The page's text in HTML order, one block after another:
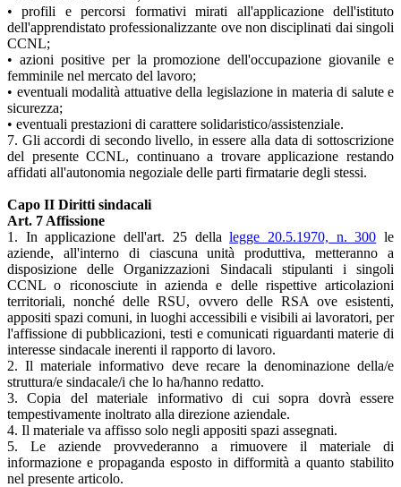
• profili e percorsi formativi mirati all'applicazione dell'istituto
dell'apprendistato professionalizzante ove non disciplinati dai singoli
CCNL;
• azioni positive per la promozione dell'occupazione giovanile e
femminile nel mercato del lavoro;
• eventuali modalità attuative della legislazione in materia di salute e
sicurezza;
• eventuali prestazioni di carattere solidaristico/assistenziale.
7. Gli accordi di secondo livello, in essere alla data di sottoscrizione
del presente CCNL, continuano a trovare applicazione restando
affidati all'autonomia negoziale delle parti firmatarie degli stessi.
Capo II Diritti sindacali
Art. 7 Affissione
1. In applicazione dell'art. 25 dellalegge 20.5.1970, n. 300 le
aziende, all'interno di ciascuna unità produttiva, metteranno a
disposizione delle Organizzazioni Sindacali stipulanti i singoli
CCNL o riconosciute in azienda e delle rispettive articolazioni
territoriali, nonché delle RSU, ovvero delle RSA ove esistenti,
appositi spazi comuni, in luoghi accessibili e visibili ai lavoratori, per
l'affissione di pubblicazioni, testi e comunicati riguardanti materie di
interesse sindacale inerenti il rapporto di lavoro.
2. Il materiale informativo deve recare la denominazione della/e
struttura/e sindacale/i che lo ha/hanno redatto.
3. Copia del materiale informativo di cui sopra dovrà essere
tempestivamente inoltrato alla direzione aziendale.
4. Il materiale va affisso solo negli appositi spazi assegnati.
5. Le aziende provvederanno a rimuovere il materiale di
informazione e propaganda esposto in difformità a quanto stabilito
nel presente articolo.